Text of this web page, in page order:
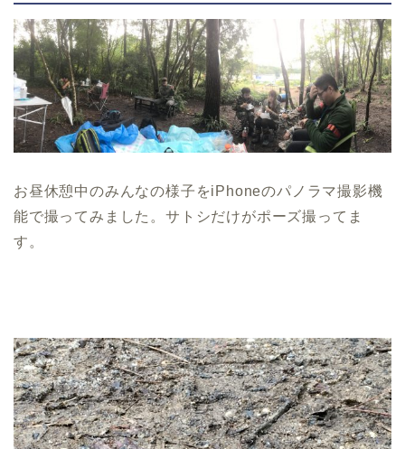
お昼休憩中のみんなの様子をiPhoneのパノラマ撮影機
能で撮ってみました。サトシだけがポーズ撮ってま
す。